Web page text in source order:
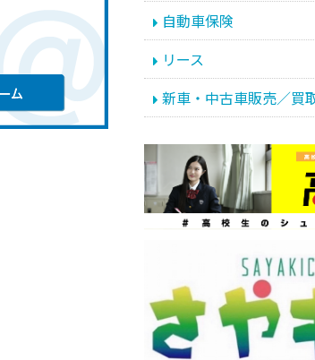
自動車保険
リース
新車・中古車販売／買